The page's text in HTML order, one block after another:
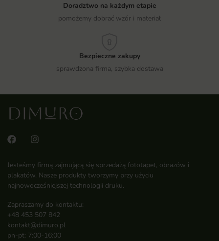
Doradztwo na każdym etapie
pomożemy dobrać wzór i materiał
Bezpieczne zakupy
sprawdzona firma, szybka dostawa
Jesteśmy firmą zajmującą się sprzedażą fototapet, obrazów i
plakatów. Nasze produkty tworzymy przy użyciu
najnowocześniejszej technologii druku.
Zapraszamy do kontaktu:
+48 453 507 842
kontakt@dimuro.pl
pn-pt: 7:00-16:00